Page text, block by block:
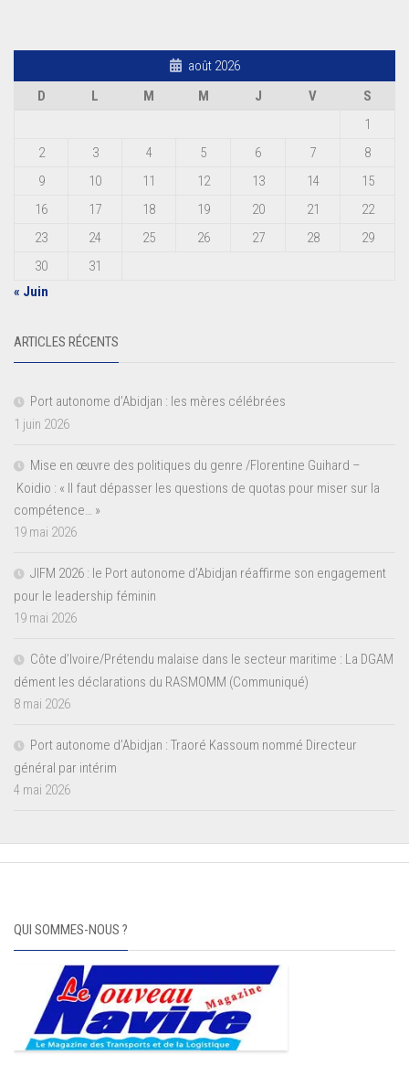
août 2026
D
L M M J V
S
1
2
3 4 5 6 7
8
9
10 11 12 13 14
15
16
17 18 19 20 21
22
23
24 25 26 27 28
29
30
31
« Juin
ARTICLES RÉCENTS
Port autonome d’Abidjan : les mères célébrées
1 juin 2026
Mise en œuvre des politiques du genre /Florentine Guihard –
Koidio : « Il faut dépasser les questions de quotas pour miser sur la
compétence… »
19 mai 2026
JIFM 2026 : le Port autonome d’Abidjan réaffirme son engagement
pour le leadership féminin
19 mai 2026
Côte d’Ivoire/Prétendu malaise dans le secteur maritime : La DGAM
dément les déclarations du RASMOMM (Communiqué)
8 mai 2026
Port autonome d’Abidjan : Traoré Kassoum nommé Directeur
général par intérim
4 mai 2026
QUI SOMMES-NOUS ?